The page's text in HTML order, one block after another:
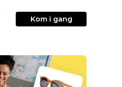
Kom i gang